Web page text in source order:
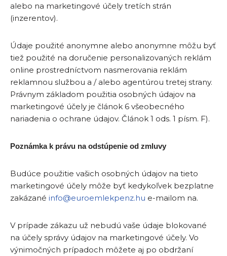
alebo na marketingové účely tretích strán
(inzerentov).
Údaje použité anonymne alebo anonymne môžu byť
tiež použité na doručenie personalizovaných reklám
online prostredníctvom nasmerovania reklám
reklamnou službou a / alebo agentúrou tretej strany.
Právnym základom použitia osobných údajov na
marketingové účely je článok 6 všeobecného
nariadenia o ochrane údajov. Článok 1 ods. 1 písm. F).
Poznámka k právu na odstúpenie od zmluvy
Budúce použitie vašich osobných údajov na tieto
marketingové účely môže byť kedykoľvek bezplatne
zakázané info@euroemlekpenz.hu e-mailom na.
V prípade zákazu už nebudú vaše údaje blokované
na účely správy údajov na marketingové účely. Vo
výnimočných prípadoch môžete aj po obdržaní